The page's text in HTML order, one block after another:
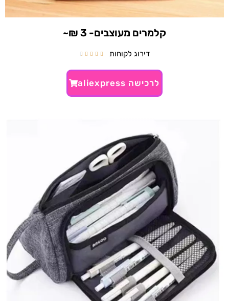
קלמרים מעוצבים- 3 ₪~
דירוג לקוחות 




לרכישה aliexpress